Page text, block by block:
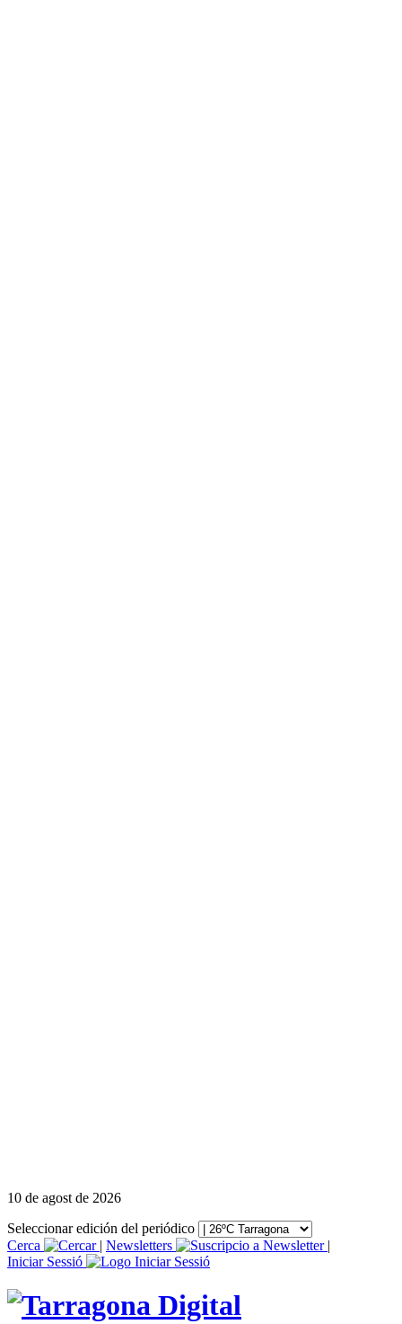
10 de agost de 2026
Seleccionar edición del periódico
Cerca
| Newsletters
|
Iniciar Sessió